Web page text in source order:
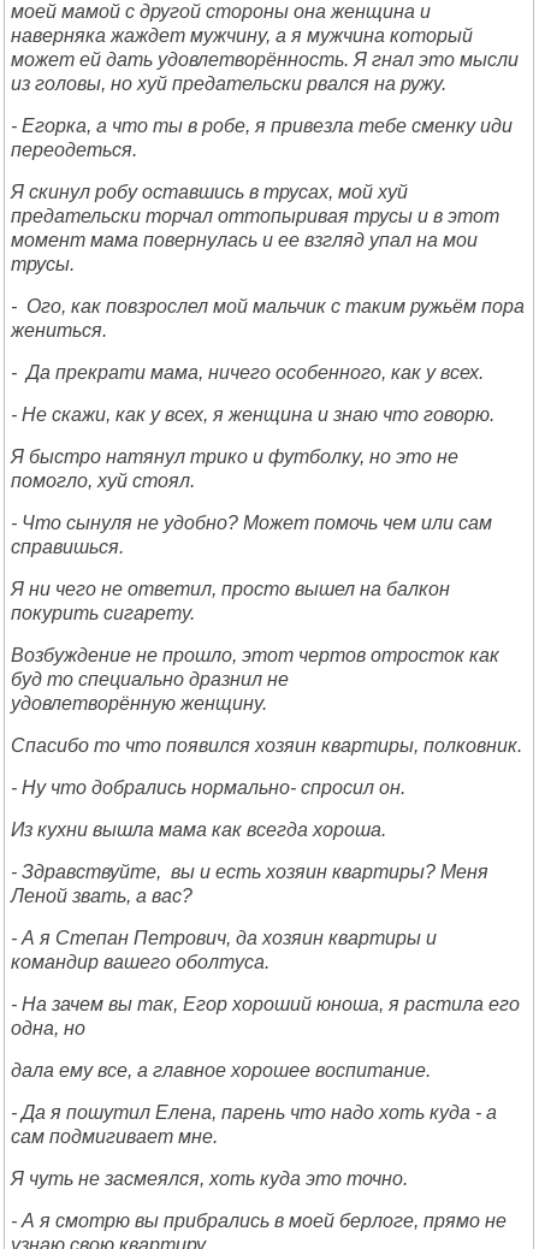
моей мамой с другой стороны она женщина и
наверняка жаждет мужчину, а я мужчина который
может ей дать удовлетворённость. Я гнал это мысли
из головы, но хуй предательски рвался на ружу.
- Егорка, а что ты в робе, я привезла тебе сменку иди
переодеться.
Я скинул робу оставшись в трусах, мой хуй
предательски торчал оттопыривая трусы и в этот
момент мама повернулась и ее взгляд упал на мои
трусы.
- Ого, как повзрослел мой мальчик с таким ружьём пора
жениться.
- Да прекрати мама, ничего особенного, как у всех.
- Не скажи, как у всех, я женщина и знаю что говорю.
Я быстро натянул трико и футболку, но это не
помогло, хуй стоял.
- Что сынуля не удобно? Может помочь чем или сам
справишься.
Я ни чего не ответил, просто вышел на балкон
покурить сигарету.
Возбуждение не прошло, этот чертов отросток как
буд то специально дразнил не
удовлетворённую женщину.
Спасибо то что появился хозяин квартиры, полковник.
- Ну что добрались нормально- спросил он.
Из кухни вышла мама как всегда хороша.
- Здравствуйте, вы и есть хозяин квартиры? Меня
Леной звать, а вас?
- А я Степан Петрович, да хозяин квартиры и
командир вашего оболтуса.
- На зачем вы так, Егор хороший юноша, я растила его
одна, но
дала ему все, а главное хорошее воспитание.
- Да я пошутил Елена, парень что надо хоть куда - а
сам подмигивает мне.
Я чуть не засмеялся, хоть куда это точно.
- А я смотрю вы прибрались в моей берлоге, прямо не
узнаю свою квартиру.